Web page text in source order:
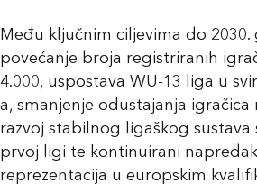
Među ključnim ciljevima do 2030.
povećanje broja registriranih
4.000, uspostava WU-13 liga u
a, smanjenje odustajanja igračica
razvoj stabilnog ligaškog sustava
prvoj ligi te kontinuirani napredak
reprezentacija u europskim